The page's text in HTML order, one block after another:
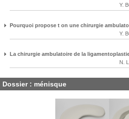
Y.
Pourquoi propose t on une chirurgie
Y.
La chirurgie ambulatoire de la
N.
Dossier : ménisque